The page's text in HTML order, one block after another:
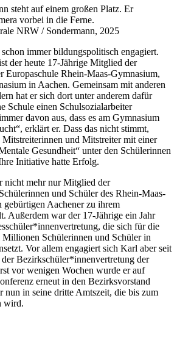
NRW / Sondermann, 2025
immer bildungspolitisch engagiert.
der heute 17-Jährige Mitglied der
Europaschule Rhein-Maas-Gymnasium,
in Aachen. Gemeinsam mit anderen
hat er sich dort unter anderem dafür
Schule einen Schulsozialarbeiter
davon aus, dass es am Gymnasium
erklärt er. Dass das nicht stimmt,
und Mitstreiter mit einer
Gesundheit“ unter den Schülerinnen
Initiative hatte Erfolg.
nicht mehr nur Mitglied der
und Schüler des Rhein-Maas-
gebürtigen Aachener zu ihrem
Außerdem war der 17-Jährige ein Jahr
die sich für die
Millionen Schülerinnen und Schüler in
Vor allem engagiert sich Karl aber seit
Bezirkschüler*innenvertretung der
vor wenigen Wochen wurde er auf
erneut in den Bezirksvorstand
nun in seine dritte Amtszeit, die bis zum
wird.